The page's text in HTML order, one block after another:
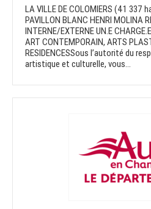
LA VILLE DE COLOMIERS (41 337
PAVILLON BLANC HENRI MOLINA
INTERNE/EXTERNE UN.E
ART CONTEMPORAIN, ARTS
RESIDENCESSous l’autorité du
artistique et culturelle, vous...